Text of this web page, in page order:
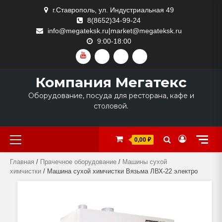
г.Ставрополь, ул. Индустриальная 49
8(8652)34-99-24
info@megateksk.ru|market@megateksk.ru
9:00-18:00
YOUTUBEVKVIDEORUTUBEDZEN
Компания Мегатекс
Оборудование, посуда для ресторана, кафе и
столовой.
Primary
Menu
0,00 ₽
Главная / Прачечное оборудование / Машины сухой
химчистки / Машина сухой химчистки Вязьма ЛВХ-22 электро